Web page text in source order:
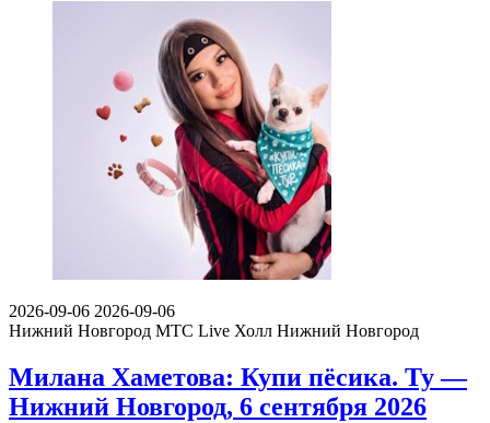
2026-09-06 2026-09-06
Нижний Новгород МТС Live Холл Нижний Новгород
Милана Хаметова: Купи пёсика. Ту —
Нижний Новгород, 6 сентября 2026